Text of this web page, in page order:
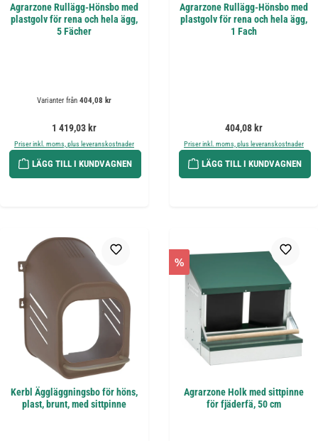
Agrarzone Rullägg-Hönsbo med
plastgolv för rena och hela ägg,
5 Fächer
Varianter från 404,08 kr
Ordinarie pris:
1 419,03 kr
Priser inkl. moms, plus leveranskostnader
LÄGG TILL I KUNDVAGNEN
Agrarzone Rullägg-Hönsbo med
plastgolv för rena och hela ägg,
1 Fach
Ordinarie pris:
404,08 kr
Priser inkl. moms, plus leveranskostnader
LÄGG TILL I KUNDVAGNEN
Kerbl Äggläggningsbo för höns,
plast, brunt, med sittpinne
%
Agrarzone Holk med sittpinne
för fjäderfä, 50 cm